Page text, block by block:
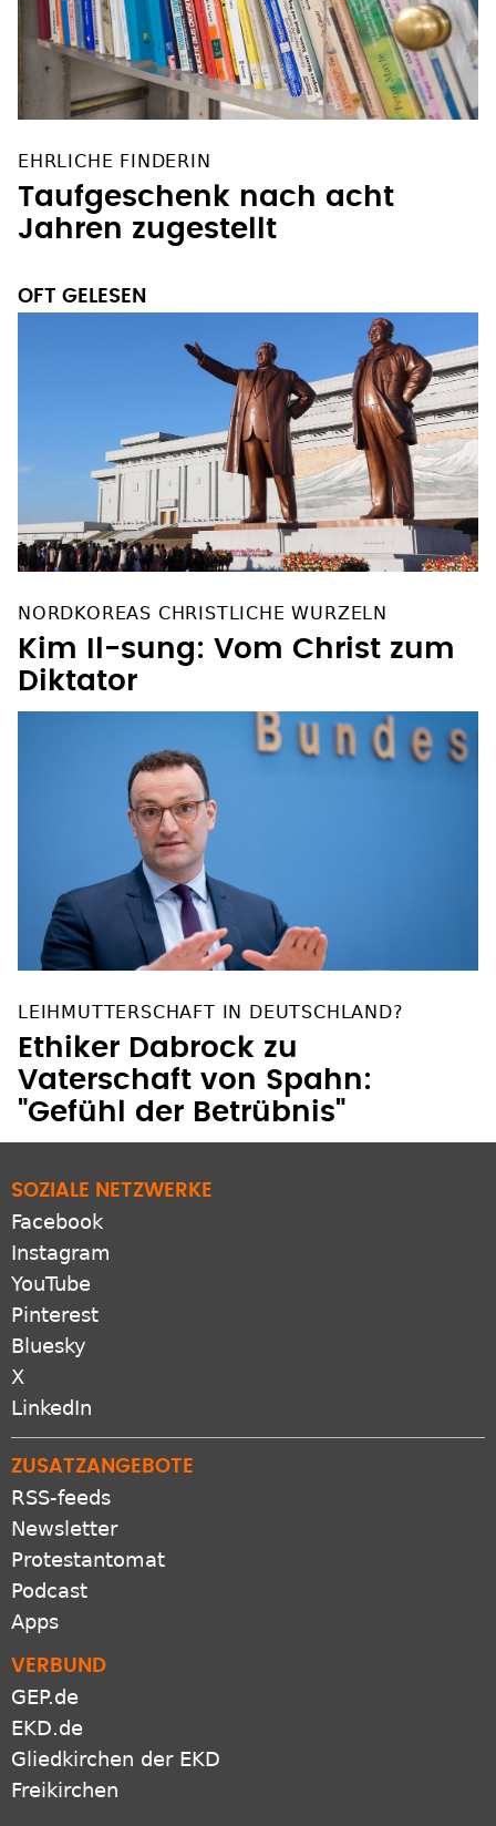
Taufgeschenk nach acht
Jahren zugestellt
Kim Il-sung: Vom Christ zum
Diktator
Ethiker Dabrock zu
Vaterschaft von Spahn:
"Gefühl der Betrübnis"
Facebook
Instagram
YouTube
Pinterest
Bluesky
X
LinkedIn
RSS-feeds
Newsletter
Protestantomat
Podcast
Apps
GEP.de
EKD.de
Gliedkirchen der EKD
Freikirchen